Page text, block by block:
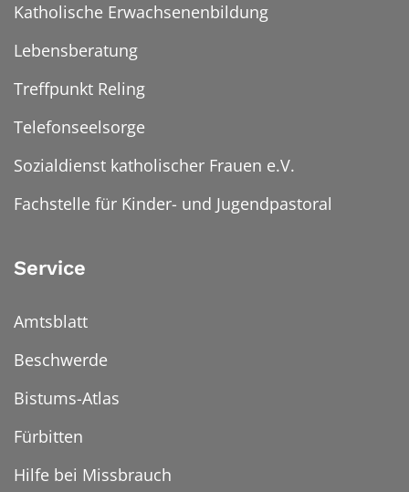
Katholische Erwachsenenbildung
Lebensberatung
Treffpunkt Reling
Telefonseelsorge
Sozialdienst katholischer Frauen e.V.
Fachstelle für Kinder- und Jugendpastoral
Service
Amtsblatt
Beschwerde
Bistums-Atlas
Fürbitten
Hilfe bei Missbrauch